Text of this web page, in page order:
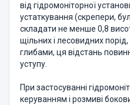
від гідромоніторної
устаткування (скрепери,
складати не менше 0,8
щільних і лесовидних
глибами, ця відстань
уступу.
При застосуванні
керуванням і розмиві